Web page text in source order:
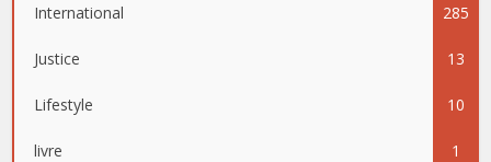
International 285
Justice 13
Lifestyle 10
livre 1